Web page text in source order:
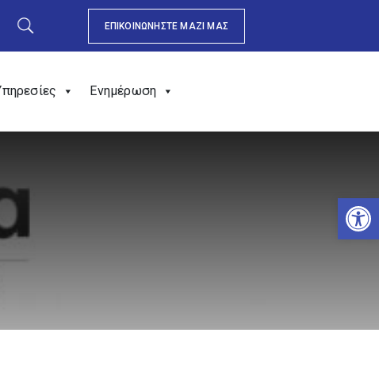
ΕΠΙΚΟΙΝΩΝΗΣΤΕ ΜΑΖΙ ΜΑΣ
Ενημέρωση